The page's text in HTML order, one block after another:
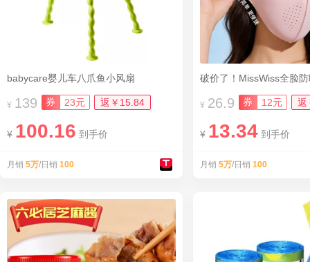
babycare婴儿车八爪鱼小风扇
¥ 139 券 23元 返￥15.84
¥ 100.16 到手价
月销 5万/日销 100
破价了！MissWiss全脸
¥ 26.9 券 12元 返
¥ 13.34 到手价
月销 5万/日销 100